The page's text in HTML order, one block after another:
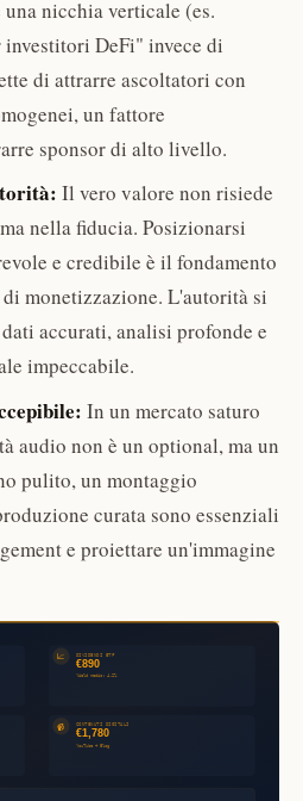
nicchia verticale (es.
DeFi" invece di
di attrarre ascoltatori con
un fattore
sponsor di alto livello.
Il vero valore non risiede
nella fiducia. Posizionarsi
e credibile è il fondamento
monetizzazione. L'autorità si
accurati, analisi profonde e
impeccabile.
In un mercato saturo
audio non è un optional, ma un
pulito, un montaggio
curata sono essenziali
e proiettare un'immagine